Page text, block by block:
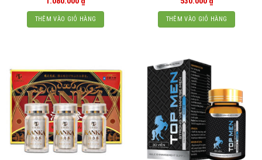
THÊM VÀO GIỎ HÀNG THÊM VÀO GIỎ HÀNG